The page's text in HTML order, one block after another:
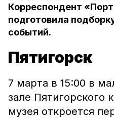
Корреспондент
подготовила
событий.
Пятигорск
7 марта в 15:00 в
зале Пятигорского
музея откроется